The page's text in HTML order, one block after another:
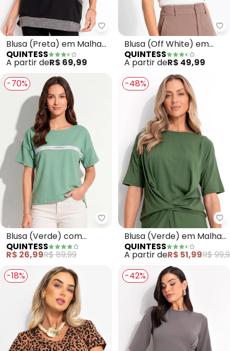
Quintess - Blusa (Preta) em
Blusa (Preta) em Malha
Tricô
QUINTESS
A partir deR$ 69,99
Blusa (Off White) em
Malha Canelada
QUINTESS
A partir deR$ 49,99
-70%
Quintess - Blusa (Verde) com
Blusa (Verde) com
Passamanaria
QUINTESS
R$ 26,99R$ 89,99
-48%
Blusa (Verde) em Malha
de Viscose
QUINTESS
A partir deR$ 51,99R$
-18%
-42%